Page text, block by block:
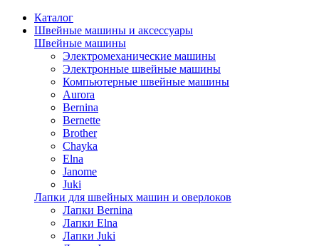
Каталог
Швейные машины и аксессуары
Швейные машины
Электромеханические машины
Электронные швейные машины
Компьютерные швейные машины
Aurora
Bernina
Bernette
Brother
Chayka
Elna
Janome
Juki
Лапки для швейных машин и оверлоков
Лапки Bernina
Лапки Elna
Лапки Juki